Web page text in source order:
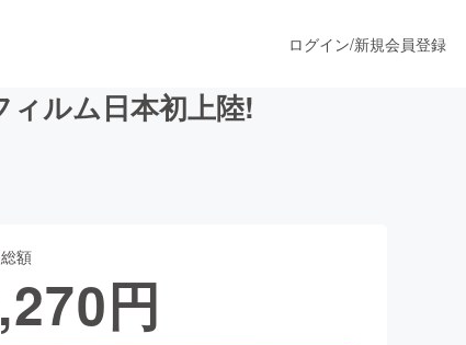
ファッション
ログイン/新規会員登録
ルム日本初上陸!
額
円